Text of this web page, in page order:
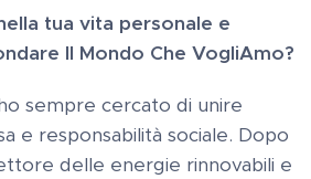
tua vita personale e
Il Mondo Che VogliAmo?
sempre cercato di unire
e responsabilità sociale. Dopo
delle energie rinnovabili e